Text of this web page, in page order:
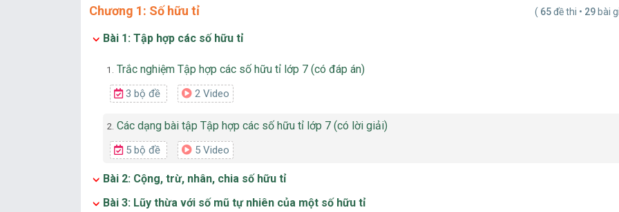
Chương 1: Số hữu tỉ ( 65đề thi • 29 bài
Bài 1: Tập hợp các số hữu tỉ
1. Trắc nghiệm Tập hợp các số hữu tỉ lớp 7 (có đáp án)
3 bộ đề 2 Video
2. Các dạng bài tập Tập hợp các số hữu tỉ lớp 7 (có lời giải)
5 bộ đề 5 Video
Bài 2: Cộng, trừ, nhân, chia số hữu tỉ
Bài 3: Lũy thừa với số mũ tự nhiên của một số hữu tỉ